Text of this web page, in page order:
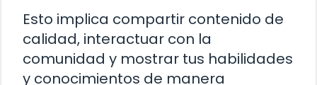
Esto implica compartir contenido de
calidad, interactuar con la
comunidad y mostrar tus habilidades
y conocimientos de manera